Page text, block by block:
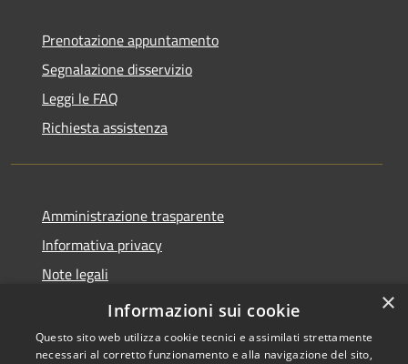
Prenotazione appuntamento
Segnalazione disservizio
Leggi le FAQ
Richiesta assistenza
Amministrazione trasparente
Informativa privacy
Note legali
Dichiarazione di accessibilità
×
Informazioni sui cookie
Questo sito web utilizza cookie tecnici e assimilati strettamente
necessari al corretto funzionamento e alla navigazione del sito,